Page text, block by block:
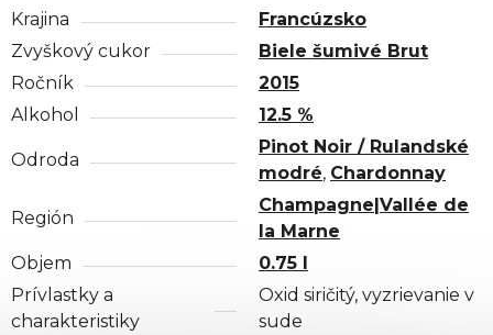
Krajina
Francúzsko
Zvyškový cukor
Biele šumivé Brut
Ročník
2015
Alkohol
12.5 %
Odroda
Pinot Noir / Rulandské
modré, Chardonnay
Región
Champagne|Vallée de
la Marne
Objem
0.75 l
Prívlastky a
charakteristiky
Oxid siričitý, vyzrievanie v
sude